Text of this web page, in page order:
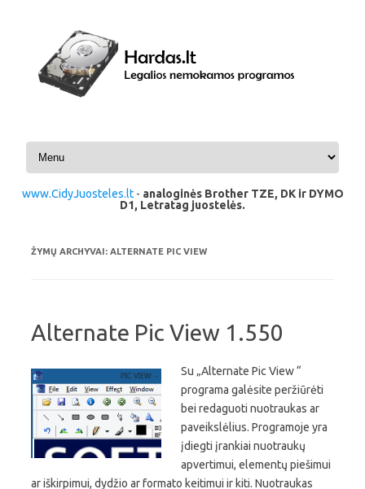
Pereiti prie turinio
www.CidyJuosteles.lt- analoginės Brother TZE, DK ir DYMO
D1, Letratag juostelės.
ŽYMŲ ARCHYVAI: ALTERNATE PIC VIEW
Alternate Pic View 1.550
Su „Alternate Pic View “
programa galėsite peržiūrėti
bei redaguoti nuotraukas ar
paveikslėlius. Programoje yra
įdiegti įrankiai nuotraukų
apvertimui, elementų piešimui
ar iškirpimui, dydžio ar formato keitimui ir kiti. Nuotraukas